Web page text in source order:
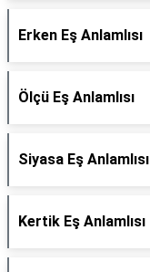
Erken Eş Anlamlısı
Ölçü Eş Anlamlısı
Siyasa Eş Anlamlısı
Kertik Eş Anlamlısı